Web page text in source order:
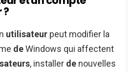
utilisateur peut modifier la
deWindows qui affectent
, installer de nouvelles